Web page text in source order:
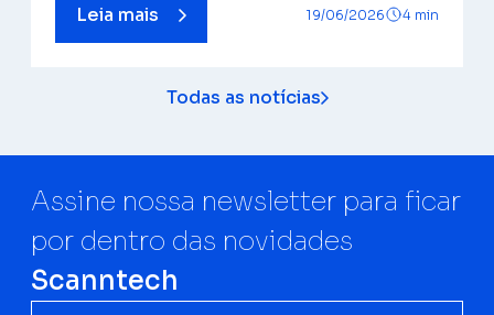
Leia mais
19/06/2026 4 min
Todas as notícias
Assine nossa newsletter para ficar
por dentro das novidades
Scanntech